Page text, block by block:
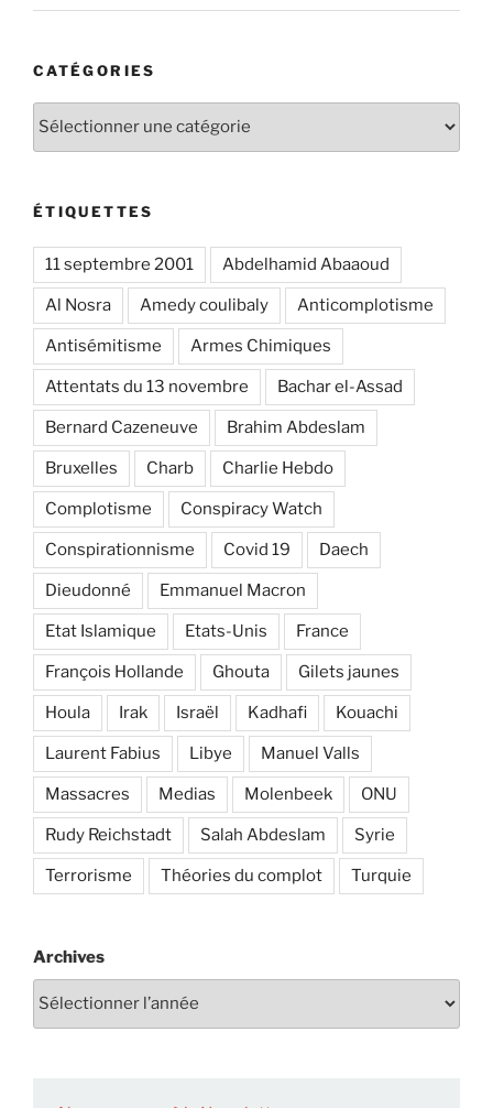
CATÉGORIES
ÉTIQUETTES
11 septembre 2001 Abdelhamid Abaaoud
Al Nosra Amedy coulibaly Anticomplotisme
Antisémitisme Armes Chimiques
Attentats du 13 novembre Bachar el-Assad
Bernard Cazeneuve Brahim Abdeslam
Bruxelles Charb Charlie Hebdo
Complotisme Conspiracy Watch
Conspirationnisme Covid 19 Daech
Dieudonné Emmanuel Macron
Etat Islamique Etats-Unis France
François Hollande Ghouta Gilets jaunes
Houla Irak Israël Kadhafi Kouachi
Laurent Fabius Libye Manuel Valls
Massacres Medias Molenbeek ONU
Rudy Reichstadt Salah Abdeslam Syrie
Terrorisme Théories du complot Turquie
Archives